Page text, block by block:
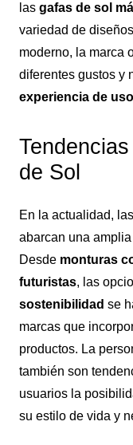
las gafas de sol
variedad de
moderno, la marca
diferentes gustos y
experiencia de
de Sol
En la actualidad, las
abarcan una
Desde monturas
futuristas, las
sostenibilidad se
marcas que
productos. La
también son
usuarios la
su estilo de vida y